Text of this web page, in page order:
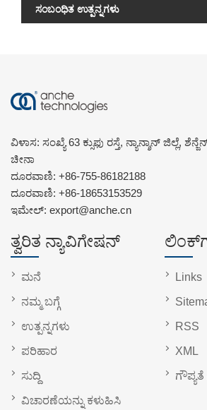
ಸಂಬಂಧಿತ ಉತ್ಪನ್ನಗಳು
ವಿಳಾಸ: ಸಂಖ್ಯೆ 63 ಕ್ಸುಫು ರಸ್ತೆ, ನ್ಯಾನ್ಶಾನ್ ಜಿಲ್ಲೆ,
ಚೀನಾ
ದೂರವಾಣಿ: +86-755-86182188
ದೂರವಾಣಿ: +86-18653153529
ಇಮೇಲ್: export@anche.cn
ತ್ವರಿತ ನ್ಯಾವಿಗೇಷನ್
ಮನೆ
ನಮ್ಮ ಬಗ್ಗೆ
ಉತ್ಪನ್ನಗಳು
ಪರಿಹಾರ
ಸುದ್ದಿ
ವಿಚಾರಣೆಯನ್ನು ಕಳುಹಿಸಿ
Links
RSS
XML
ಗೌಪ್ಯತೆ